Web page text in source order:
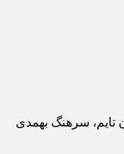
تایم، سرهنگ بهمدی